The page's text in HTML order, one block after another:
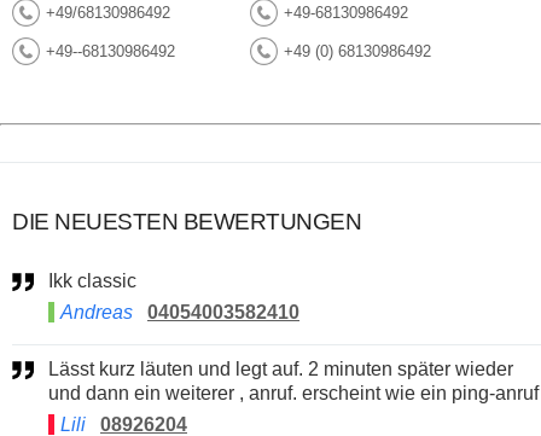
+49/68130986492 +49-68130986492
+49--68130986492 +49 (0) 68130986492
DIE NEUESTEN BEWERTUNGEN
Ikk classic
Andreas
04054003582410
Lässt kurz läuten und legt auf. 2 minuten später wieder
und dann ein weiterer , anruf. erscheint wie ein ping-anruf
Lili
08926204